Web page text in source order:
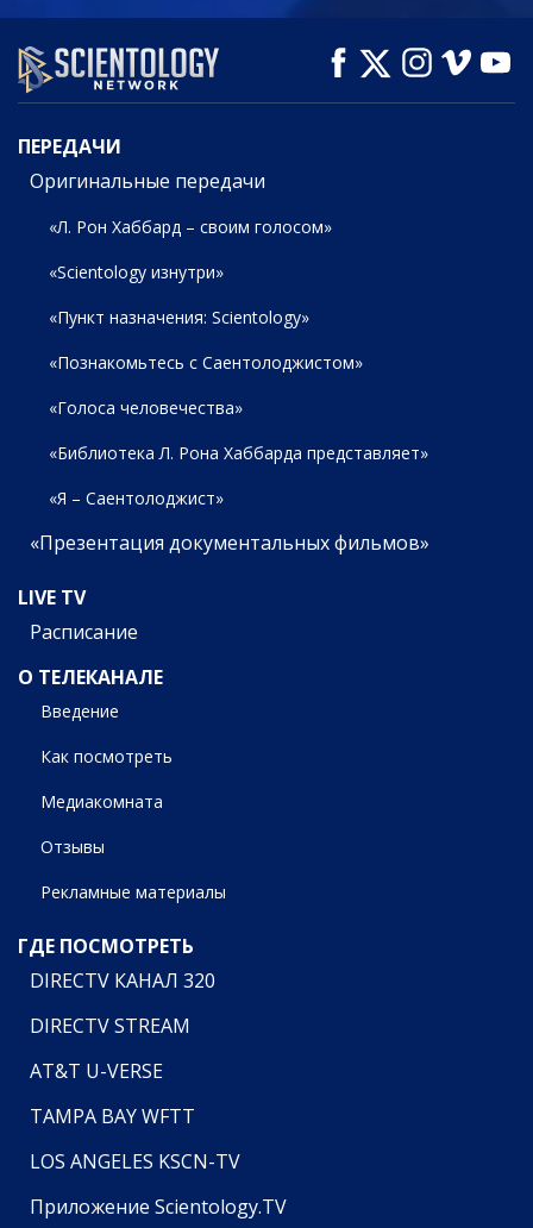
СМОТРЕТЬ СМОТРЕТЬ
СМОТРЕТЬ
ПЕРЕДАЧИ
ПЕРЕДАЧИ
Оригинальные передачи
«Л. Рон Хаббард – своим голосом»
«Scientology изнутри»
«Пункт назначения: Scientology»
«Познакомьтесь с Саентолоджистом»
«Голоса человечества»
«Библиотека Л. Рона Хаббарда представляет»
«Я – Саентолоджист»
«Презентация документальных фильмов»
LIVE TV
Расписание
О ТЕЛЕКАНАЛЕ
Введение
Как посмотреть
Медиакомната
Отзывы
Рекламные материалы
ГДЕ ПОСМОТРЕТЬ
DIRECTV КАНАЛ 320
DIRECTV STREAM
AT&T U-VERSE
TAMPA BAY WFTT
LOS ANGELES KSCN-TV
Приложение Scientology.TV